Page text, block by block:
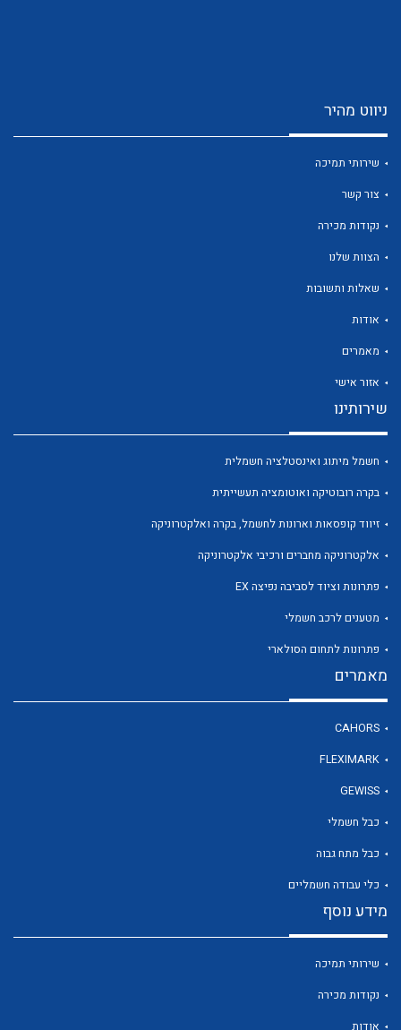
לכל מוצרי היצרן
לכל מוצרי היצרן
ניווט מהיר
שירותי תמיכה
צור קשר
נקודות מכירה
הצוות שלנו
שאלות ותשובות
אודות
מאמרים
אזור אישי
שירותינו
חשמל מיתוג ואינסטלציה חשמלית
בקרה רובוטיקה ואוטומציה תעשייתית
זיווד קופסאות וארונות לחשמל, בקרה ואלקטרוניקה
אלקטרוניקה מחברים ורכיבי אלקטרוניקה
פתרונות וציוד לסביבה נפיצה EX
מטענים לרכב חשמלי
פתרונות לתחום הסולארי
מאמרים
CAHORS
FLEXIMARK
GEWISS
כבל חשמלי
כבל מתח גבוה
כלי עבודה חשמליים
מידע נוסף
שירותי תמיכה
נקודות מכירה
אודות